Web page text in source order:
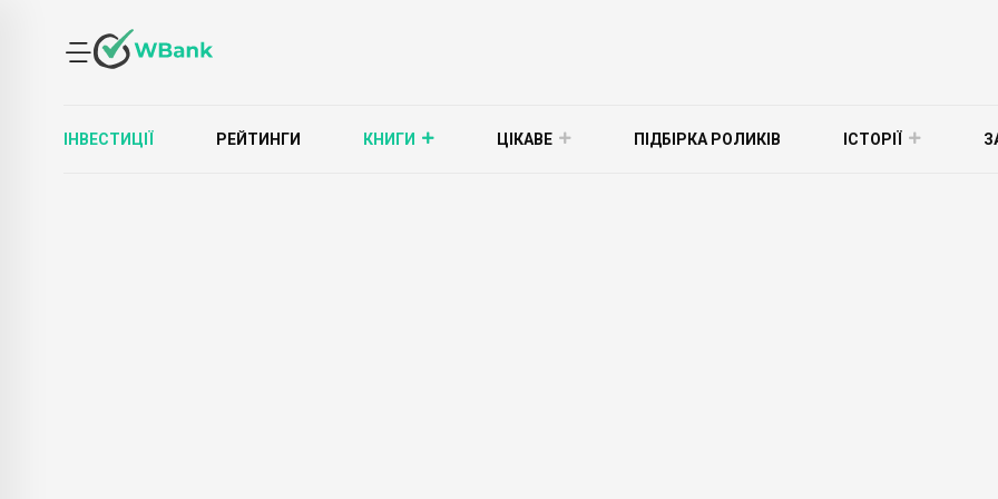
ІНВЕСТИЦІЇ РЕЙТИНГИ КНИГИ ЦІКАВЕ ПІДБІРКА РОЛИКІВ ІСТОРІЇ